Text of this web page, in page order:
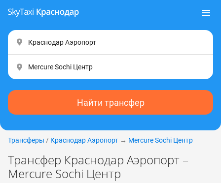
Найти трансфер
Трансферы / Краснодар Аэропорт → Mercure Sochi Центр
Трансфер Краснодар Аэропорт –
Mercure Sochi Центр